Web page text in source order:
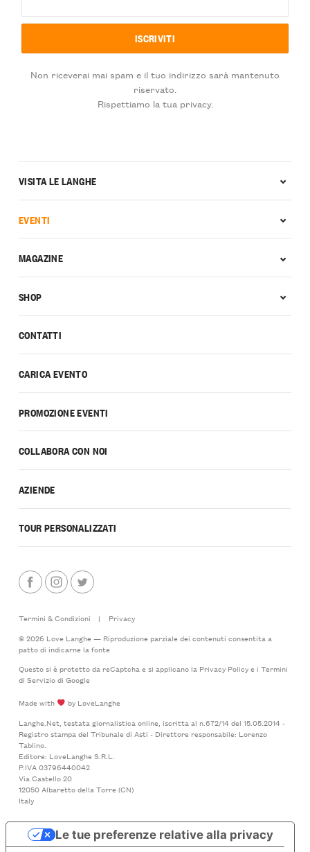
Non riceverai mai spam e il tuo indirizzo sarà mantenuto
riservato.
Rispettiamo la tua privacy.
CONTATTI
CARICA EVENTO
PROMOZIONE EVENTI
COLLABORA CON NOI
AZIENDE
TOUR PERSONALIZZATI
VISITA LE LANGHE
EVENTI
MAGAZINE
SHOP
Termini & Condizioni |
Privacy
© 2026 Love Langhe — Riproduzione parziale dei contenuti consentita a
patto di indicarne la fonte
Questo si è protetto da reCaptcha e si applicano la Privacy Policye i Termini
di Serviziodi Google
Made with
by LoveLanghe
Langhe.Net, testata giornalistica online, iscritta al n.672/14 del 15.05.2014 -
Registro stampa del Tribunale di Asti - Direttore responsabile: Lorenzo
Tablino.
Editore: LoveLanghe S.R.L.
P.IVA 03796440042
Via Castello 20
12050 Albaretto della Torre (CN)
Italy
Le tue preferenze relative alla privacy